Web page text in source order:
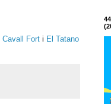
Cavall Fort i El Tatano